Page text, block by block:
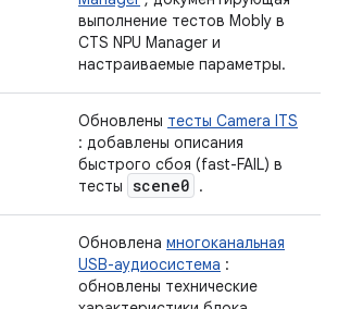
выполнение тестов Mobly в
CTS NPU Manager и
настраиваемые параметры.
Обновлены тесты Camera ITS
: добавлены описания
быстрого сбоя (fast-FAIL) в
тесты scene0 .
Обновлена ​​многоканальная
USB-аудиосистема :
обновлены технические